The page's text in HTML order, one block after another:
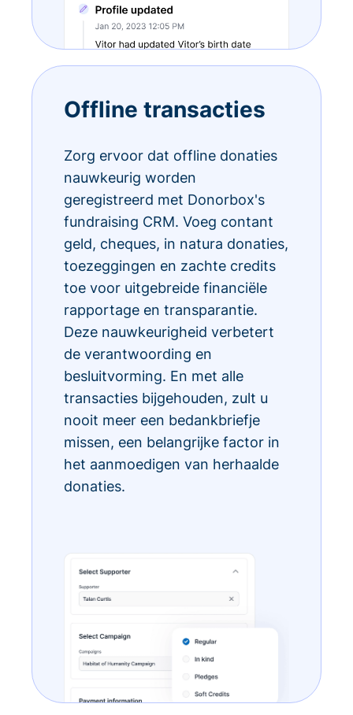
Offline transacties
Zorg ervoor dat offline donaties
nauwkeurig worden
geregistreerd met Donorbox's
fundraising CRM. Voeg contant
geld, cheques, in natura donaties,
toezeggingen en zachte credits
toe voor uitgebreide financiële
rapportage en transparantie.
Deze nauwkeurigheid verbetert
de verantwoording en
besluitvorming. En met alle
transacties bijgehouden, zult u
nooit meer een bedankbriefje
missen, een belangrijke factor in
het aanmoedigen van herhaalde
donaties.